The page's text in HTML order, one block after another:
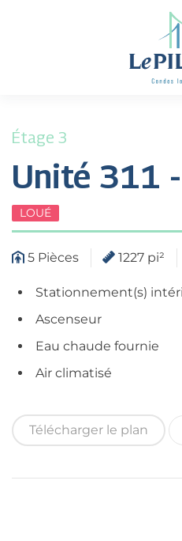
Étage 3
Unité 311
LOUÉ
5 Pièces 1227 pi²
Stationnement(s)
Ascenseur
Eau chaude fournie
Air climatisé
Télécharger le plan